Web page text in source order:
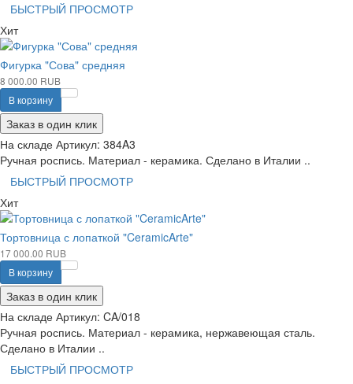
БЫСТРЫЙ ПРОСМОТР
Хит
Фигурка "Сова" средняя
8 000.00 RUB
В корзину
Заказ в один клик
На складе Артикул: 384A3
Ручная роспись. Материал - керамика. Сделано в Италии ..
БЫСТРЫЙ ПРОСМОТР
Хит
Тортовница с лопаткой "CeramicArte"
17 000.00 RUB
В корзину
Заказ в один клик
На складе Артикул: CA/018
Ручная роспись. Материал - керамика, нержавеющая сталь.
Сделано в Италии ..
БЫСТРЫЙ ПРОСМОТР